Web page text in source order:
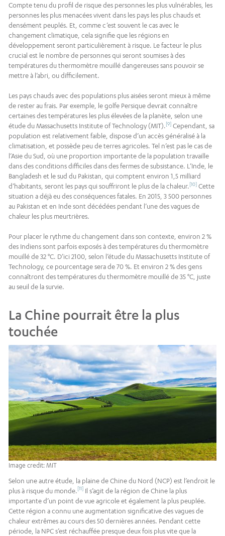
Compte tenu du profil de risque des personnes les plus vulnérables, les
personnes les plus menacées vivent dans les pays les plus chauds et
densément peuplés. Et, comme c’est souvent le cas avec le
changement climatique, cela signifie que les régions en
développement seront particulièrement à risque. Le facteur le plus
crucial est le nombre de personnes qui seront soumises à des
températures du thermomètre mouillé dangereuses sans pouvoir se
mettre à l’abri, ou difficilement.
Les pays chauds avec des populations plus aisées seront mieux à même
de rester au frais. Par exemple, le golfe Persique devrait connaître
certaines des températures les plus élevées de la planète, selon une
étude du Massachusetts Institute of Technology (MIT).[9] Cependant, sa
population est relativement faible, dispose d’un accès généralisé à la
climatisation, et possède peu de terres agricoles. Tel n’est pas le cas de
l’Asie du Sud, où une proportion importante de la population travaille
dans des conditions difficiles dans des fermes de subsistance. L’Inde, le
Bangladesh et le sud du Pakistan, qui comptent environ 1,5 milliard
d’habitants, seront les pays qui souffriront le plus de la chaleur.[10] Cette
situation a déjà eu des conséquences fatales. En 2015, 3 500 personnes
au Pakistan et en Inde sont décédées pendant l’une des vagues de
chaleur les plus meurtrières.
Pour placer le rythme du changement dans son contexte, environ 2 %
des Indiens sont parfois exposés à des températures du thermomètre
mouillé de 32 °C. D’ici 2100, selon l’étude du Massachusetts Institute of
Technology, ce pourcentage sera de 70 %. Et environ 2 % des gens
connaîtront des températures du thermomètre mouillé de 35 °C, juste
au seuil de la survie.
La Chine pourrait être la plus
touchée
Image credit: MIT
Selon une autre étude, la plaine de Chine du Nord (NCP) est l’endroit le
plus à risque du monde.[11] Il s’agit de la région de Chine la plus
importante d’un point de vue agricole et également la plus peuplée.
Cette région a connu une augmentation significative des vagues de
chaleur extrêmes au cours des 50 dernières années. Pendant cette
période, la NPC s’est réchauffée presque deux fois plus vite que la